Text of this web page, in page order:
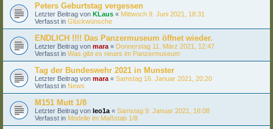
Peters Geburtstag vergessen
Letzter Beitrag von KLaus « Mittwoch 9. Juni 2021, 18:31
Verfasst in Glückwünsche
ENDLICH !!!! Das Panzermuseum öffnet wieder.
Letzter Beitrag von mara « Donnerstag 11. März 2021, 12:47
Verfasst in Was gibt es neues im Panzermuseum
Tag der Bundeswehr 2021 in Munster
Letzter Beitrag von mara « Samstag 16. Januar 2021, 20:20
Verfasst in News
M151 Mutt 1/8
Letzter Beitrag von leo1a « Samstag 9. Januar 2021, 16:08
Verfasst in Modelle im Maßstab 1/8